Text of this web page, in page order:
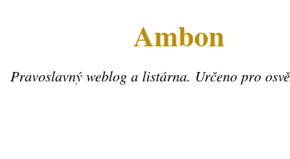
Ambon
Pravoslavný weblog a listárna. Určeno pro